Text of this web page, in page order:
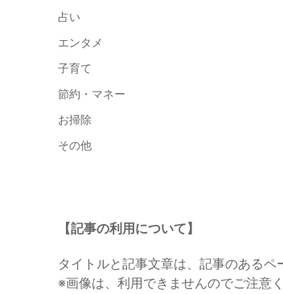
占い
エンタメ
子育て
節約・マネー
お掃除
その他
【記事の利用について】
タイトルと記事文章は、記事のあるペ
※画像は、利用できませんのでご注意く